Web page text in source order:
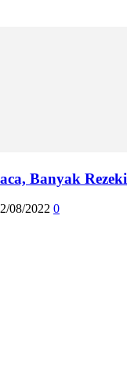
Banyak Rezeki
08/2022 0